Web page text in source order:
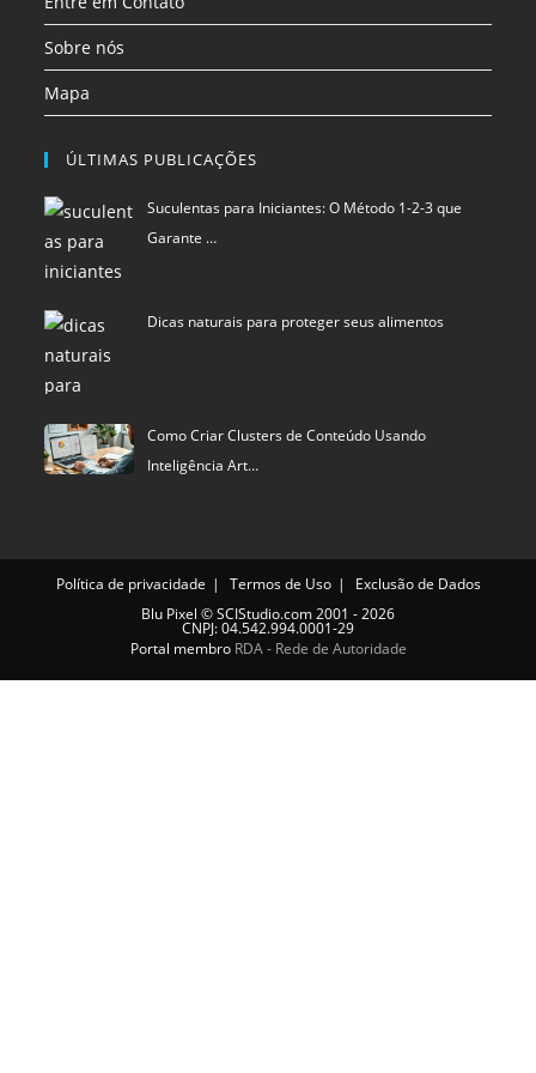
Sobre nós
Mapa
ÚLTIMAS PUBLICAÇÕES
Suculentas para Iniciantes: O Método 1-2-3 que
Garante …
Dicas naturais para proteger seus alimentos
Como Criar Clusters de Conteúdo Usando
Inteligência Art…
Política de privacidade Termos de Uso
Exclusão de Dados
Blu Pixel ©SCIStudio.com2001 - 2026
CNPJ: 04.542.994.0001-29
Portal membro RDA - Rede de Autoridade